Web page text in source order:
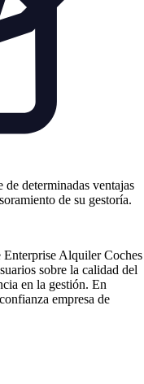
de determinadas ventajas
de su gestoría.
Enterprise Alquiler Coches
sobre la calidad del
en la gestión. En
confianza empresa de